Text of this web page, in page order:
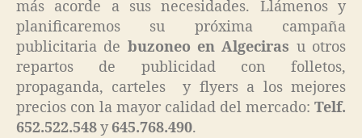
más acorde a sus necesidades. Llámenos y
planificaremos su próxima campaña
publicitaria de buzoneo en Algeciras u otros
repartos de publicidad con folletos,
propaganda, carteles y flyers a los mejores
precios con la mayor calidad del mercado: Telf.
652.522.548y 645.768.490.